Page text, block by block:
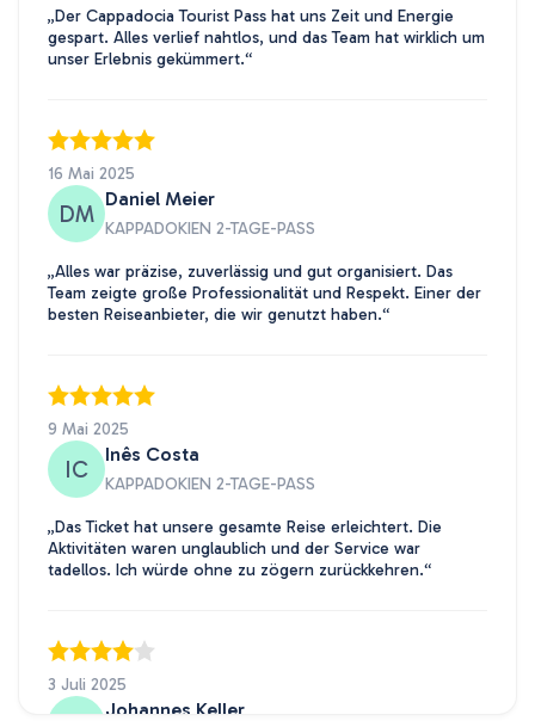
„Der Cappadocia Tourist Pass hat uns Zeit und Energie
gespart. Alles verlief nahtlos, und das Team hat wirklich um
unser Erlebnis gekümmert.“
16 Mai 2025
DM
Daniel Meier
KAPPADOKIEN 2-TAGE-PASS
„Alles war präzise, zuverlässig und gut organisiert. Das
Team zeigte große Professionalität und Respekt. Einer der
besten Reiseanbieter, die wir genutzt haben.“
9 Mai 2025
IC
Inês Costa
KAPPADOKIEN 2-TAGE-PASS
„Das Ticket hat unsere gesamte Reise erleichtert. Die
Aktivitäten waren unglaublich und der Service war
tadellos. Ich würde ohne zu zögern zurückkehren.“
3 Juli 2025
Johannes Keller